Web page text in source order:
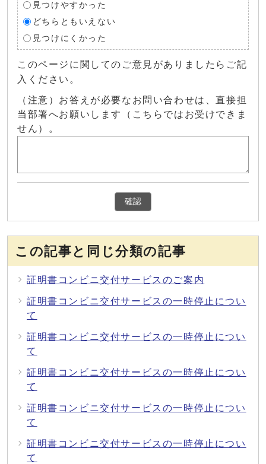
見つけやすかった
どちらともいえない
見つけにくかった
このページに関してのご意見がありましたらご記
入ください。
（注意）お答えが必要なお問い合わせは、直接担
当部署へお願いします（こちらではお受けできま
せん）。
確認
この記事と同じ分類の記事
証明書コンビニ交付サービスのご案内
証明書コンビニ交付サービスの一時停止につい
て
証明書コンビニ交付サービスの一時停止につい
て
証明書コンビニ交付サービスの一時停止につい
て
証明書コンビニ交付サービスの一時停止につい
て
証明書コンビニ交付サービスの一時停止につい
て